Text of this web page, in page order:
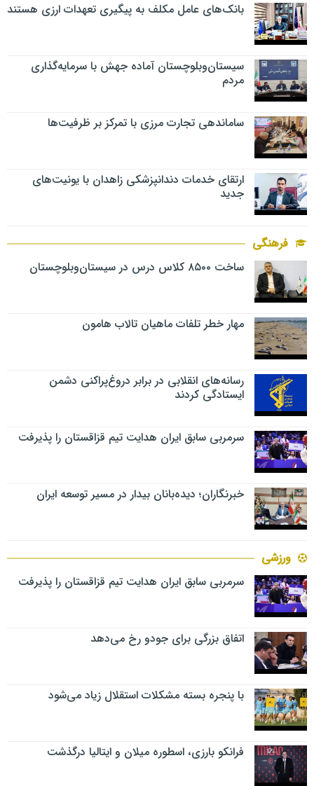
بانک‌های عامل مکلف به پیگیری تعهدات ارزی هستند
سیستان‌وبلوچستان آماده جهش با سرمایه‌گذاری
مردم
ساماندهی تجارت مرزی با تمرکز بر ظرفیت‌ها
ارتقای خدمات دندانپزشکی زاهدان با یونیت‌های
جدید
فرهنگی
ساخت ۸۵۰۰ کلاس درس در سیستان‌وبلوچستان
مهار خطر تلفات ماهیان تالاب‌ هامون
رسانه‌های انقلابی در برابر دروغ‌پراکنی دشمن
ایستادگی کردند
سرمربی سابق ایران هدایت تیم قزاقستان را پذیرفت
خبرنگاران؛ دیده‌بانان بیدار در مسیر توسعه ایران
ورزشی
سرمربی سابق ایران هدایت تیم قزاقستان را پذیرفت
اتفاق بزرگی برای جودو رخ می‌دهد
با پنجره بسته مشکلات استقلال زیاد می‌شود
فرانکو بارزی، اسطوره میلان و ایتالیا درگذشت